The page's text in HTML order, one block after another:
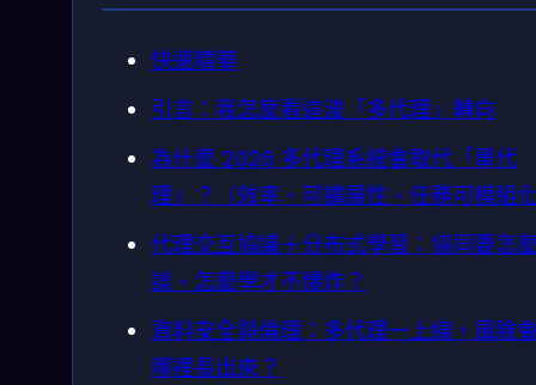
快速精華
引言：我怎麼看這波「多代理」轉向
為什麼 2026 多代理系統會取代「單代
理」？（效率、可擴展性、任務可模組
代理交互協議＋分布式學習：協同要怎
談、怎麼學才不爆炸？
資料安全與倫理：多代理一上線，風險
哪裡長出來？